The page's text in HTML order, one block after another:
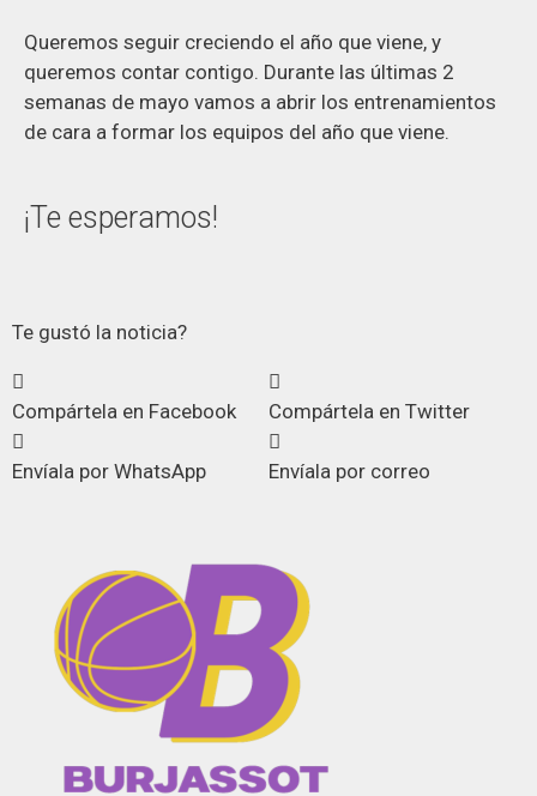
Queremos seguir creciendo el año que viene, y
queremos contar contigo. Durante las últimas 2
semanas de mayo vamos a abrir los entrenamientos
de cara a formar los equipos del año que viene.
¡Te esperamos!
Te gustó la noticia?
Compártela en Facebook Compártela en Twitter
Envíala por WhatsApp Envíala por correo